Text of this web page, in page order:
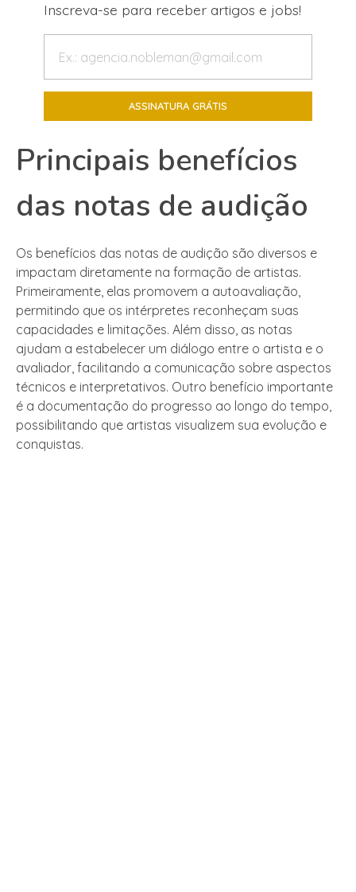
Inscreva-se para receber artigos e jobs!
Principais benefícios
das notas de audição
Os benefícios das notas de audição são diversos e
impactam diretamente na formação de artistas.
Primeiramente, elas promovem a autoavaliação,
permitindo que os intérpretes reconheçam suas
capacidades e limitações. Além disso, as notas
ajudam a estabelecer um diálogo entre o artista e o
avaliador, facilitando a comunicação sobre aspectos
técnicos e interpretativos. Outro benefício importante
é a documentação do progresso ao longo do tempo,
possibilitando que artistas visualizem sua evolução e
conquistas.